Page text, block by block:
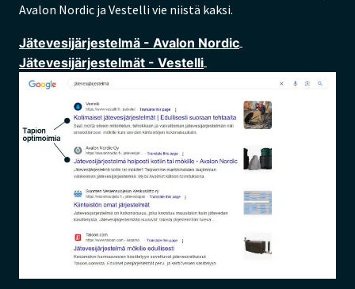
Avalon Nordic ja Vestelli vie niistä kaksi.
Jätevesijärjestelmä - Avalon Nordic
Jätevesijärjestelmät - Vestelli